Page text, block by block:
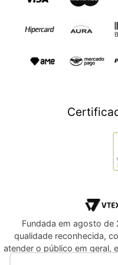
TV e Áudio
Games
Utilidades Domésticas
Presente para Pais
Compre e Doe
Fundada em agosto
qualidade reconhecida,
atender o público em geral,